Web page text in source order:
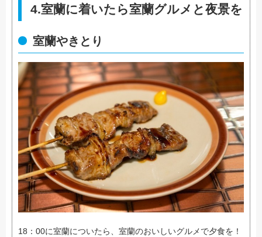
4.室蘭に着いたら室蘭グルメと夜景を
室蘭やきとり
18：00に室蘭についたら、室蘭のおいしいグルメで夕食を！